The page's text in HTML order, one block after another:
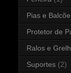
Pias e
Protetor de
Ralos e
Suportes (2)